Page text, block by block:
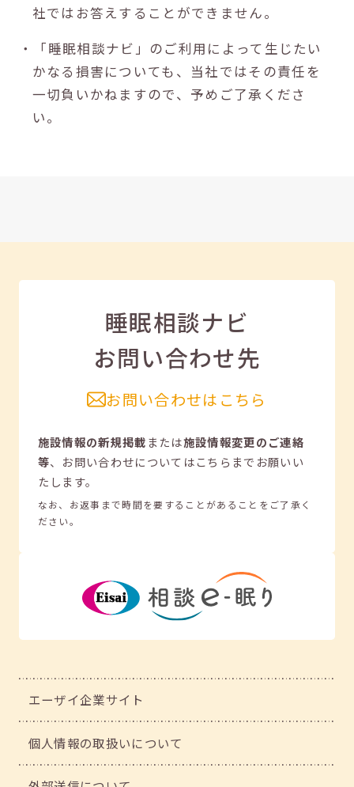
社ではお答えすることができません。
・「睡眠相談ナビ」のご利用によって生じたい
かなる損害についても、当社ではその責任を
一切負いかねますので、予めご了承くださ
い。
睡眠相談ナビ
お問い合わせ先
お問い合わせはこちら
施設情報の新規掲載または施設情報変更のご連絡
等、 お問い合わせについてはこちらまでお願いい
たします。
なお、お返事まで時間を要することがあることをご了承く
ださい。
エーザイ企業サイト
個人情報の取扱いについて